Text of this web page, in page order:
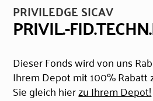
PRIVILEDGE SICAV
PRIVIL.-
Dieser Fonds wird von uns
Ihrem Depot mit 100% Rabatt
Sie gleich hierzu Ihrem Depot!